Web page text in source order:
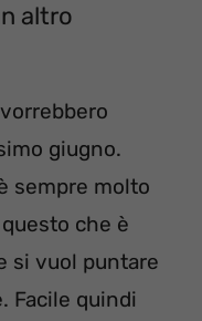
altro
giugno.
sempre molto
che è
si vuol puntare
Facile quindi